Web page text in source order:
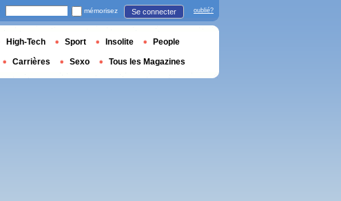
mémorisez Se connecter oublié?
High-Tech Sport Insolite People
Carrières Sexo Tous les Magazines